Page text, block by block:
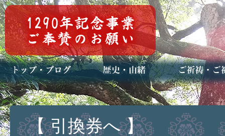
トップページ
ブログ(日々八百万)
お知らせ一覧 歴史・ご祭神
年中行事
メディア掲載 ご祈祷・ご祈
安産祈願
初宮参り
七五三詣
長寿のお祝い
神前結婚式
厄祓い・方位
車のお祓い
地鎮祭
神葬祭（神式
【 引換券へ 】